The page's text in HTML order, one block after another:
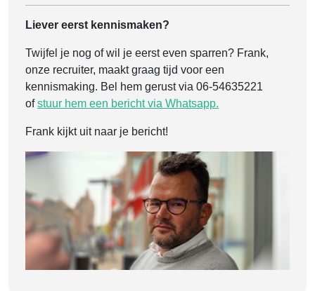
Liever eerst kennismaken?
Twijfel je nog of wil je eerst even sparren? Frank,
onze recruiter, maakt graag tijd voor een
kennismaking. Bel hem gerust via 06-54635221
ofstuur hem een bericht via Whatsapp.
Frank kijkt uit naar je bericht!